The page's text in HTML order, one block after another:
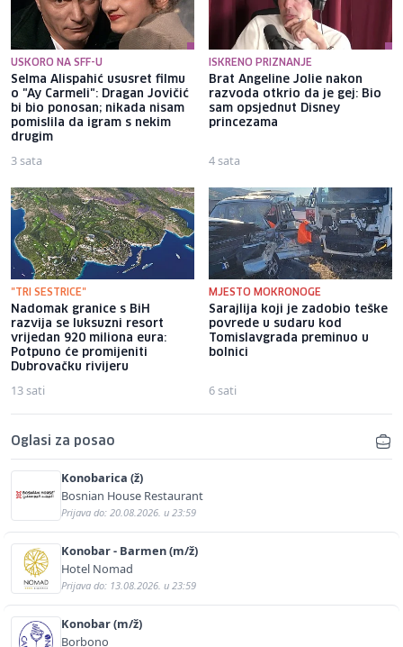
USKORO NA SFF-U
Selma Alispahić ususret filmu
o "Ay Carmeli": Dragan Jovičić
bi bio ponosan; nikada nisam
pomislila da igram s nekim
drugim
3 sata
ISKRENO PRIZNANJE
Brat Angeline Jolie nakon
razvoda otkrio da je gej: Bio
sam opsjednut Disney
princezama
4 sata
"TRI SESTRICE"
Nadomak granice s BiH
razvija se luksuzni resort
vrijedan 920 miliona eura:
Potpuno će promijeniti
Dubrovačku rivijeru
13 sati
MJESTO MOKRONOGE
Sarajlija koji je zadobio teške
povrede u sudaru kod
Tomislavgrada preminuo u
bolnici
6 sati
Oglasi za posao
Konobarica (ž)
Bosnian House Restaurant
Prijava do: 20.08.2026. u 23:59
Konobar - Barmen (m/ž)
Hotel Nomad
Prijava do: 13.08.2026. u 23:59
Konobar (m/ž)
Borbono